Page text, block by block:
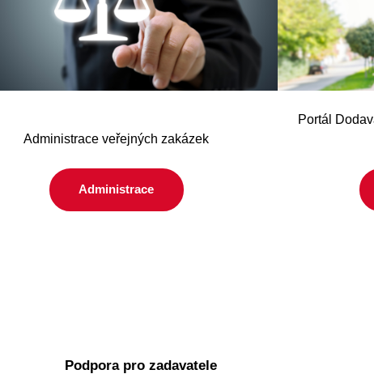
Administrace veřejných zakázek
Administrace
Portál
Podpora pro zadavatele